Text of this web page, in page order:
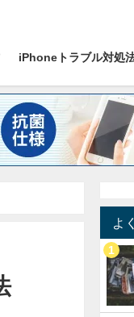
iPhoneトラブル対処
よ